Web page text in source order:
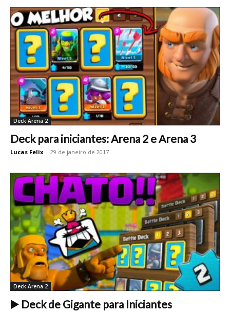
Deck Arena 2
Deck para iniciantes: Arena 2 e Arena 3
Lucas Felix - 29 de janeiro de 2017
Deck Arena 2
▶️ Deck de Gigante para Iniciantes